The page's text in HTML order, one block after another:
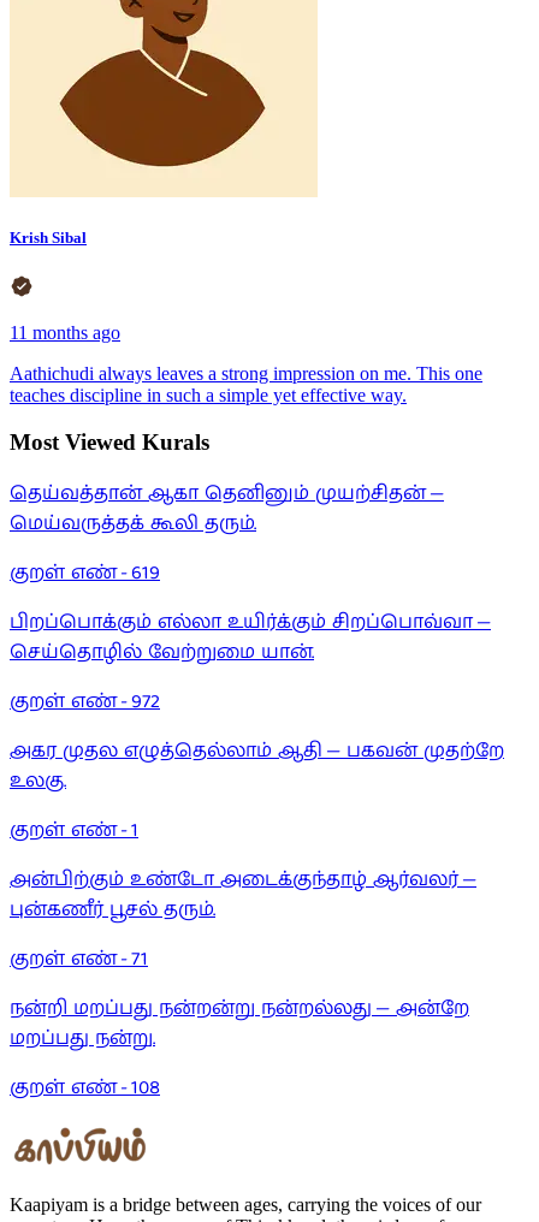
Krish Sibal
11 months ago
Aathichudi always leaves a strong impression on me. This one
teaches discipline in such a simple yet effective way.
Most Viewed Kurals
தெய்வத்தான் ஆகா தெனினும் முயற்சிதன் —
மெய்வருத்தக் கூலி தரும்.
குறள் எண் -619
பிறப்பொக்கும் எல்லா உயிர்க்கும் சிறப்பொவ்வா —
செய்தொழில் வேற்றுமை யான்.
குறள் எண் -972
அகர முதல எழுத்தெல்லாம் ஆதி — பகவன் முதற்றே
உலகு.
குறள் எண் -1
அன்பிற்கும் உண்டோ அடைக்குந்தாழ் ஆர்வலர் —
புன்கணீர் பூசல் தரும்.
குறள் எண் -71
நன்றி மறப்பது நன்றன்று நன்றல்லது — அன்றே
மறப்பது நன்று.
குறள் எண் -108
Kaapiyam is a bridge between ages, carrying the voices of our